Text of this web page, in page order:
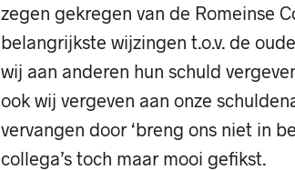
zegen gekregen van de Romeinse
belangrijkste wijzingen t.o.v. de
wij aan anderen hun schuld
ook wij vergeven aan onze
vervangen door ‘breng ons niet in
collega’s toch maar mooi gefikst.